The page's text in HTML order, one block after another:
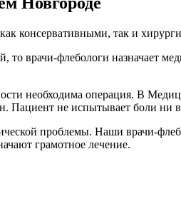
консервативными, так и
то врачи-флебологи назначает
необходима операция. В
Пациент не испытывает боли
проблемы. Наши врачи-
грамотное лечение.